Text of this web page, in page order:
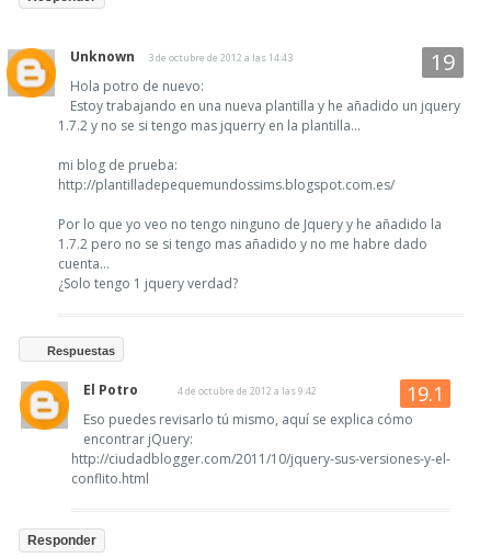
Unknown 3 de octubre de 2012 a las 14:43
Hola potro de nuevo:
Estoy trabajando en una nueva plantilla y he añadido un jquery
1.7.2 y no se si tengo mas jquerry en la plantilla...
mi blog de prueba:
http://plantilladepequemundossims.blogspot.com.es/
Por lo que yo veo no tengo ninguno de Jquery y he añadido la
1.7.2 pero no se si tengo mas añadido y no me habre dado
cuenta...
¿Solo tengo 1 jquery verdad?
Respuestas
El Potro 4 de octubre de 2012 a las 9:42
Eso puedes revisarlo tú mismo, aquí se explica cómo
encontrar jQuery:
http://ciudadblogger.com/2011/10/jquery-sus-versiones-y-el-
conflito.html
Responder